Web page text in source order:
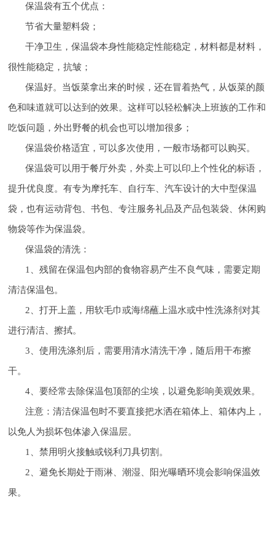
保温袋有五个优点：
节省大量塑料袋；
干净卫生，保温袋本身性能稳定性能稳定，材料都是材料，
很性能稳定，抗皱；
保温好。当饭菜拿出来的时候，还在冒着热气，从饭菜的颜
色和味道就可以达到的效果。这样可以轻松解决上班族的工作和
吃饭问题，外出野餐的机会也可以增加很多；
保温袋价格适宜，可以多次使用，一般市场都可以购买。
保温袋可以用于餐厅外卖，外卖上可以印上个性化的标语，
提升优良度。有专为摩托车、自行车、汽车设计的大中型保温
袋，也有运动背包、书包、专注服务礼品及产品包装袋、休闲购
物袋等作为保温袋。
保温袋的清洗：
1、残留在保温包内部的食物容易产生不良气味，需要定期
清洁保温包。
2、打开上盖，用软毛巾或海绵蘸上温水或中性洗涤剂对其
进行清洁、擦拭。
3、使用洗涤剂后，需要用清水清洗干净，随后用干布擦
干。
4、要经常去除保温包顶部的尘埃，以避免影响美观效果。
注意：清洁保温包时不要直接把水洒在箱体上、箱体内上，
以免人为损坏包体渗入保温层。
1、禁用明火接触或锐利刀具切割。
2、避免长期处于雨淋、潮湿、阳光曝晒环境会影响保温效
果。